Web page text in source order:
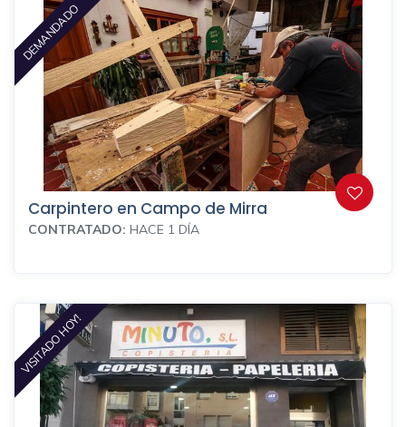
DEMANDADO
Carpintero en Campo de Mirra
CONTRATADO: HACE 1 DÍA
VISITADO HOY!